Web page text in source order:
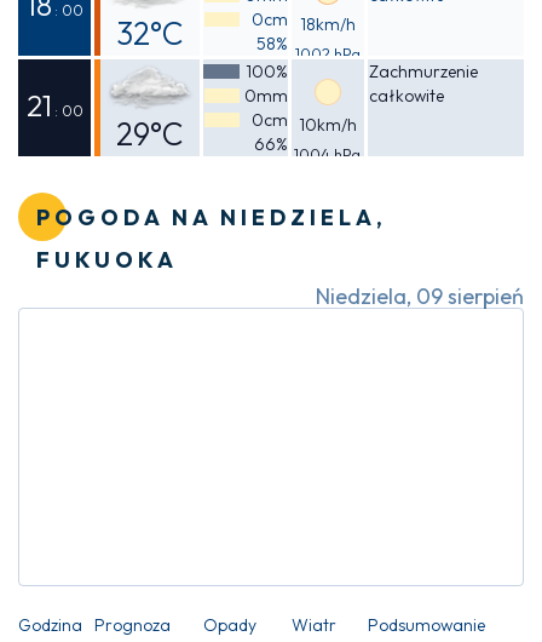
: 00
32°C
Odczuwalna
35°C
0cm
58%
18km/h
1002 hPa
21 : 00
29°C
100%
0mm
0cm
66%
10km/h
1004 hPa
Zachmurzenie
całkowite
POGODA NA NIEDZIELA,
FUKUOKA
Niedziela, 09 sierpień
Godzina Prognoza Opady Wiatr Podsumowanie